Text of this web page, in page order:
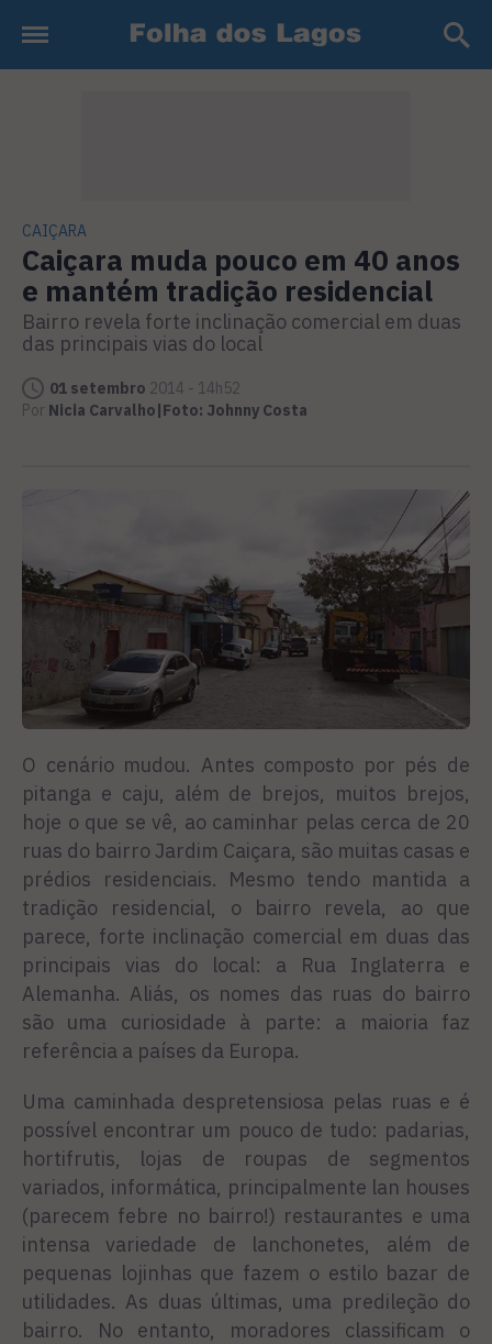
CAIÇARA
Caiçara muda pouco em 40 anos
e mantém tradição residencial
Bairro revela forte inclinação comercial em duas
das principais vias do local
01 setembro 2014 - 14h52
Por Nicia Carvalho|Foto: Johnny Costa
O cenário mudou. Antes composto por pés de
pitanga e caju, além de brejos, muitos brejos,
hoje o que se vê, ao caminhar pelas cerca de 20
ruas do bairro Jardim Caiçara, são muitas casas e
prédios residenciais. Mesmo tendo mantida a
tradição residencial, o bairro revela, ao que
parece, forte inclinação comercial em duas das
principais vias do local: a Rua Inglaterra e
Alemanha. Aliás, os nomes das ruas do bairro
são uma curiosidade à parte: a maioria faz
referência a países da Europa.
Uma caminhada despretensiosa pelas ruas e é
possível encontrar um pouco de tudo: padarias,
hortifrutis, lojas de roupas de segmentos
variados, informática, principalmente lan houses
(parecem febre no bairro!) restaurantes e uma
intensa variedade de lanchonetes, além de
pequenas lojinhas que fazem o estilo bazar de
utilidades. As duas últimas, uma predileção do
bairro. No entanto, moradores classificam o